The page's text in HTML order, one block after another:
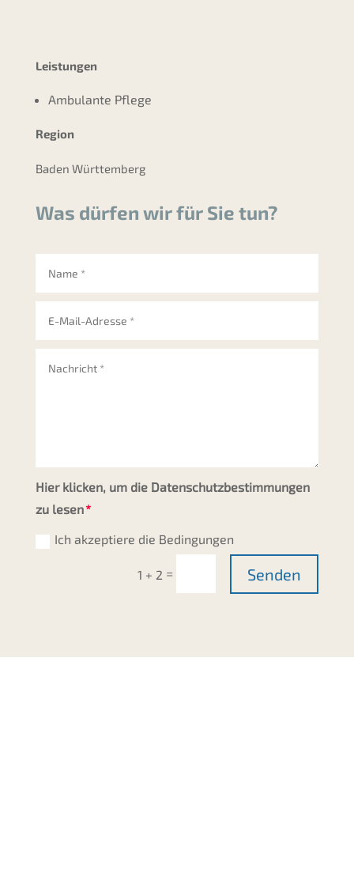
Leistungen
Ambulante Pflege
Region
Baden Württemberg
Was dürfen wir für Sie tun?
Hier klicken, um die Datenschutzbestimmungen
zu lesen
Ich akzeptiere die Bedingungen
1 + 2 = Senden